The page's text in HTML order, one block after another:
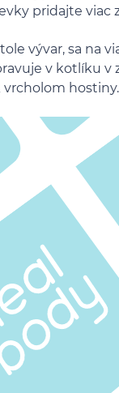
pridajte viac
vývar, sa na
v kotlíku v
hostiny.